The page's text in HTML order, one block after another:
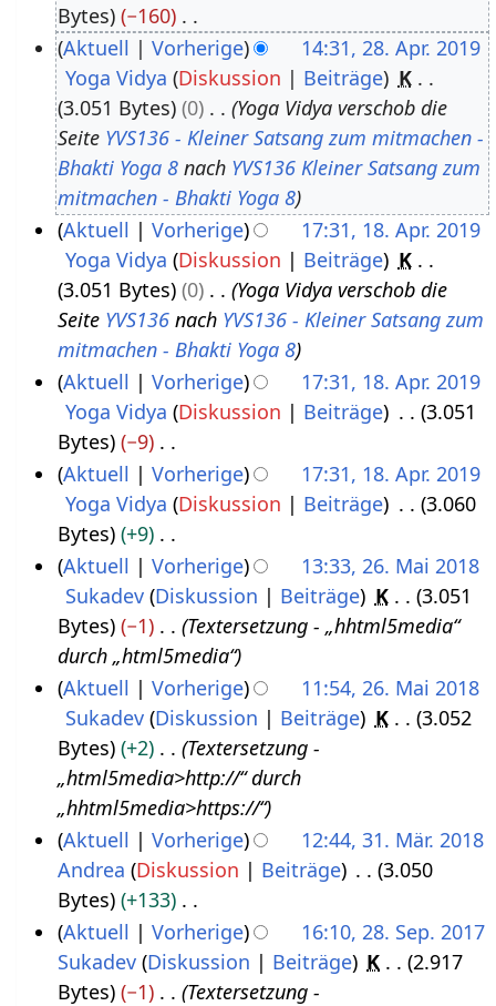
M
9
Bytes
−160
K
e
i
n
e
B
e
a
r
b
e
i
u
n
g
s
z
u
s
a
m
n
f
a
s
s
u
n
g
1
Aktuell Vorherige
14:31, 28. Apr. 2019
Yoga Vidya Diskussion Beiträge
K
3.051 Bytes
0
Yoga Vidya verschob die
Seite YVS136 - Kleiner Satsang zum mitmachen -
Bhakti Yoga 8nach YVS136 Kleiner Satsang zum
mitmachen - Bhakti Yoga 8
p
1
Aktuell Vorherige
17:31, 18. Apr. 2019
Yoga Vidya Diskussion Beiträge
K
3.051 Bytes
0
Yoga Vidya verschob die
Seite YVS136nach YVS136 - Kleiner Satsang zum
mitmachen - Bhakti Yoga 8
Aktuell
Vorherige
17:31, 18. Apr. 2019
Yoga Vidya Diskussion Beiträge
3.051
Bytes
−9
K
e
i
n
B
e
a
b
t
u
n
g
s
z
Aktuell Vorherige
17:31, 18. Apr. 2019
Yoga Vidya Diskussion Beiträge
3.060
Bytes
+9
K
i
n
e
B
e
b
e
i
t
u
n
M
1
Aktuell Vorherige
13:33, 26. Mai 2018
Sukadev Diskussion Beiträge K
3.051
Bytes
−1
Textersetzung - „hhtml5media“
durch „html5media“
Aktuell
Vorherige
11:54, 26. Mai 2018
Sukadev Diskussion Beiträge K
3.052
Bytes
+2
Textersetzung -
„html5media>http://“ durch
„hhtml5media>https://“
Aktuell Vorherige
12:44, 31. Mär. 2018
Andrea Diskussion Beiträge
3.050
Bytes
+133
K
e
i
Aktuell Vorherige
16:10, 28. Sep. 2017
Sukadev Diskussion Beiträge K
2.917
Bytes
−1
Textersetzung -